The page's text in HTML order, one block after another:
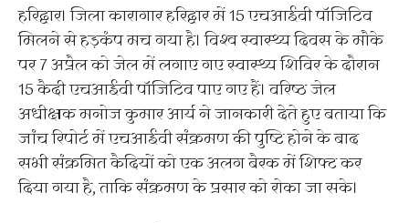
हरिद्वार। जिला कारागार हरिद्वार में 15 एचआईवी पॉजिटिव
मिलने से हड़कंप मच गया है। विश्व स्वास्थ्य दिवस के मौके
पर 7 अप्रैल को जेल में लगाए गए स्वास्थ्य शिविर के दौरान
15 कैदी एचआईवी पॉजिटिव पाए गए हैं। वरिष्ठ जेल
अधीक्षक मनोज कुमार आर्य ने जानकारी देते हुए बताया कि
जांच रिपोर्ट में एचआईवी संक्रमण की पुष्टि होने के बाद
सभी संक्रमित कैदियों को एक अलग बैरक में शिफ्ट कर
दिया गया है, ताकि संक्रमण के प्रसार को रोका जा सके।